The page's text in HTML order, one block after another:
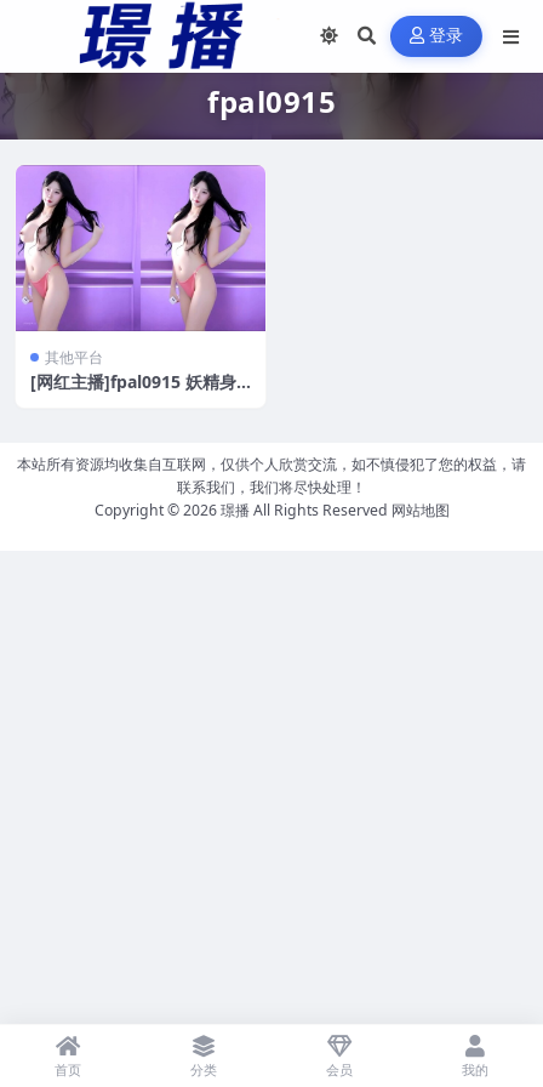
登录
fpal0915
其他平台
[网红主播]fpal0915 妖精身
本站所有资源均收集自互联网，仅供个人欣赏交流，如不慎侵犯了您的权益，请
联系我们，我们将尽快处理！
Copyright © 2026璟播All Rights Reserved 网站地图
首页 分类 会员 我的